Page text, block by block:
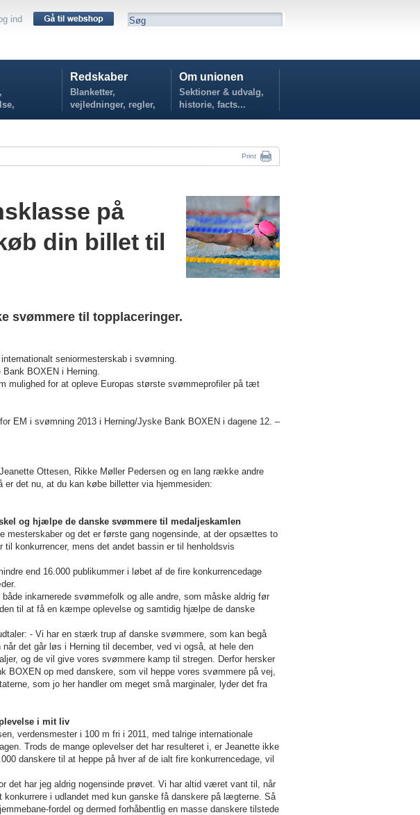
ind
Redskaber
Blanketter,
vejledninger, regler,
politikker...
Om unionen
Sektioner & udvalg,
historie, facts...
Print
på
din billet til
svømmere til topplaceringer.
seniormesterskab i svømning.
BOXEN i Herning.
mulighed for at opleve Europas største svømmeprofiler på tæt
EM i svømning 2013 i Herning/Jyske Bank BOXEN i dagene 12. –
Ottesen, Rikke Møller Pedersen og en lang række andre
det nu, at du kan købe billetter via hjemmesiden:
og hjælpe de danske svømmere til medaljeskamlen
mesterskaber og det er første gang nogensinde, at der opsættes to
konkurrencer, mens det andet bassin er til henholdsvis
end 16.000 publikummer i løbet af de fire konkurrencedage
inkarnerede svømmefolk og alle andre, som måske aldrig før
til at få en kæmpe oplevelse og samtidig hjælpe de danske
- Vi har en stærk trup af danske svømmere, som kan begå
det går løs i Herning til december, ved vi også, at hele den
og de vil give vores svømmere kamp til stregen. Derfor hersker
op med danskere, som vil heppe vores svømmere på vej,
som jo her handler om meget små marginaler, lyder det fra
i mit liv
verdensmester i 100 m fri i 2011, med talrige internationale
Trods de mange oplevelser det har resulteret i, er Jeanette ikke
danskere til at heppe på hver af de ialt fire konkurrencedage, vil
det har jeg aldrig nogensinde prøvet. Vi har altid været vant til, når
i udlandet med kun ganske få danskere på lægterne. Så
fordel og dermed forhåbentlig en masse danskere tilstede